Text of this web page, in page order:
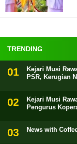
TRENDING
Kejari Musi
PSR, Kerugian
Kejari Musi
Pengurus
News with